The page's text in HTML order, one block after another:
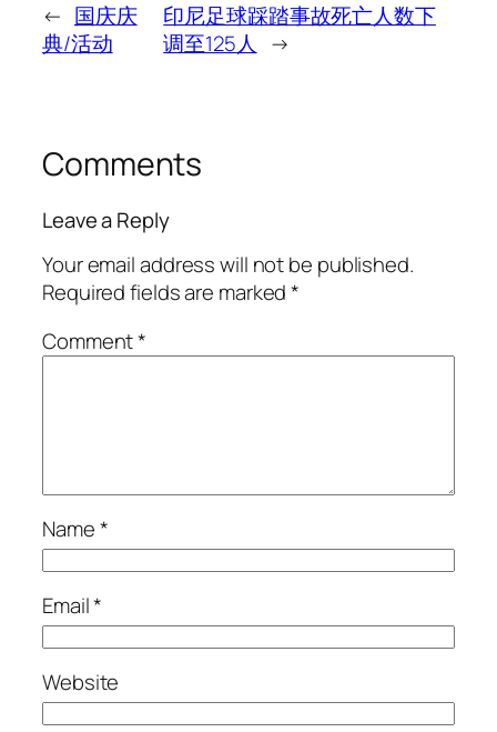
← 国庆庆
典/活动
印尼足球踩踏事故死亡人数下
调至125人
→
Comments
Leave a Reply
Your email address will not be published.
Required fields are marked*
Comment*
Name*
Email*
Website